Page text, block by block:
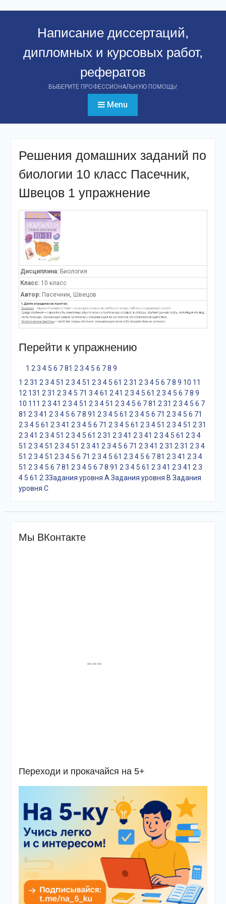
Написание диссертаций,
дипломных и курсовых работ,
рефератов
ВЫБЕРИТЕ ПРОФЕССИОНАЛЬНУЮ ПОМОЩЬ!
Menu
Решения домашних заданий по
биологии 10 класс Пасечник,
Швецов 1 упражнение
Дисциплина:Биология
Класс:10 класс
Автор:Пасечник, Швецов
Перейти к упражнению
1 2 3 4 5 6 7 81 2 3 4 5 6 7 8 9
1 2 31 2 3 4 51 2 3 4 51 2 3 4 5 61 2 31 2 3 4 5 6 7 8 9 10 11
12 131 2 31 2 3 4 5 71 3 4 61 2 41 2 3 4 5 61 2 3 4 5 6 7 8 9
10 11 1 2 3 41 2 3 4 51 2 3 4 51 2 3 4 5 6 7 81 2 31 2 3 4 5 6 7
81 2 3 41 2 3 4 5 6 7 8 91 2 3 4 5 61 2 3 4 5 6 71 2 3 4 5 6 71
2 3 4 5 61 2 3 41 2 3 4 5 6 71 2 3 4 5 61 2 3 4 51 2 3 4 51 2 31
2 3 41 2 3 4 51 2 3 4 5 61 2 31 2 3 41 2 3 41 2 3 4 5 61 2 3 4
51 2 3 4 51 2 3 4 51 2 3 41 2 3 4 5 6 71 2 3 41 2 31 2 31 2 3 4
51 2 3 4 51 2 3 4 5 6 71 2 3 4 5 61 2 3 4 5 6 7 81 2 3 41 2 3 4
51 2 3 4 5 6 7 81 2 3 4 5 6 7 8 91 2 3 4 5 61 2 3 41 2 3 41 2 3
4 5 61 2 3Задания уровня A Задания уровня B Задания
уровня С
Мы ВКонтакте
Переходи и прокачайся на 5+